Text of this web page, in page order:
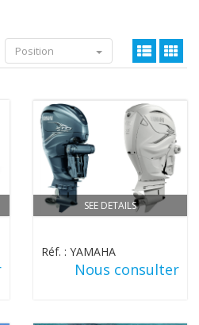
Position
SEE DETAILS
Réf. : YAMAHA
Nous consulter